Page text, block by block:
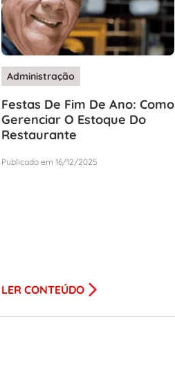
Administração
Festas De Fim De Ano: Como
Gerenciar O Estoque Do
Restaurante
Publicado em 16/12/2025
LER CONTEÚDO